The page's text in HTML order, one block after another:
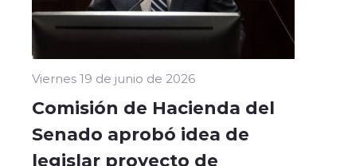
Viernes 19 de junio de 2026
Comisión de Hacienda del
Senado aprobó idea de
legislar proyecto de